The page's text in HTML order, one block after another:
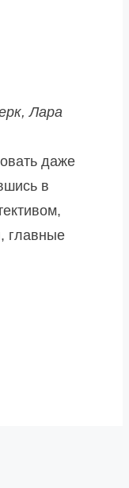
Лара
даже
в
главные